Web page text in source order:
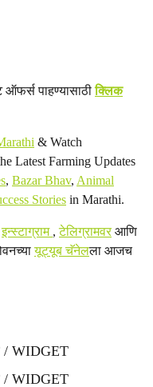
ऑफर्स पाहण्यासाठीक्लिक
& Watch
Latest Farming Updates
, Bazar Bhav, Animal
Stories in Marathi.
इन्स्टाग्राम ,टेलिग्रामवरआणि
यूट्यूब चॅनेलला आजच
/ WIDGET
/ WIDGET